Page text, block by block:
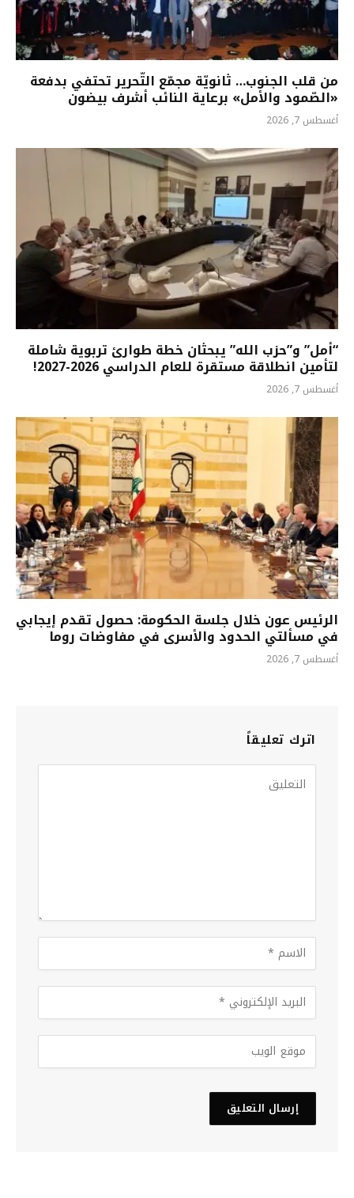
من قلب الجنوب… ثانويّة مجمّع التّحرير تحتفي بدفعة
«الصّمود والأمل» برعاية النائب أشرف بيضون
أغسطس 7, 2026
“أمل” و”حزب الله” يبحثان خطة طوارئ تربوية شاملة
لتأمين انطلاقة مستقرة للعام الدراسي 2026-2027!
أغسطس 7, 2026
الرئيس عون خلال جلسة الحكومة: حصول تقدم إيجابي
في مسألتي الحدود والأسرى في مفاوضات روما
أغسطس 7, 2026
اترك تعليقاً